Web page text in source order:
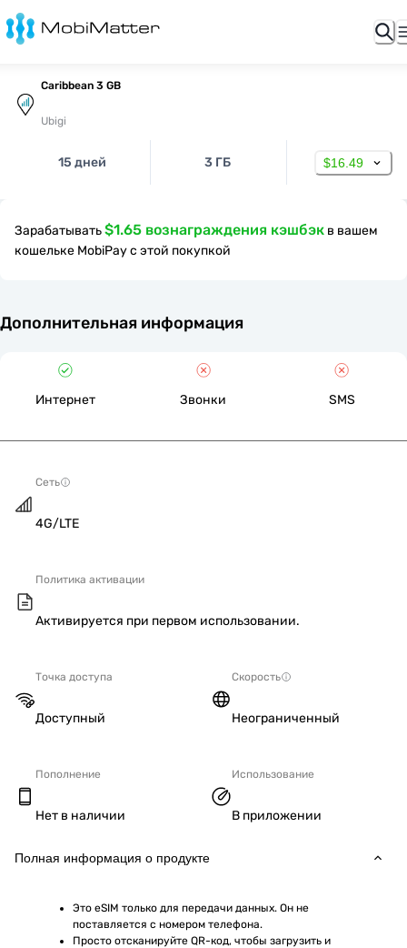
Caribbean 3 GB
Ubigi
15 дней 3 ГБ $16.49
Зарабатывать$1.65 вознаграждения кэшбэк в вашем
кошельке MobiPay с этой покупкой
Дополнительная информация
Интернет Звонки SMS
Сеть
4G/LTE
Политика активации
Активируется при первом использовании.
Точка доступа
Доступный
Скорость
Неограниченный
Пополнение
Нет в наличии
Использование
В приложении
Полная информация о продукте
Это eSIM только для передачи данных. Он не
поставляется с номером телефона.
Просто отсканируйте QR-код, чтобы загрузить и